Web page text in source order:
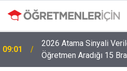
09:01
2026 Atama Sinyali
Öğretmen Aradığı 15